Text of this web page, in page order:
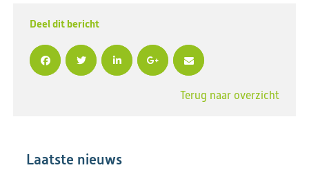
Deel dit bericht
Terug naar overzicht
Laatste nieuws